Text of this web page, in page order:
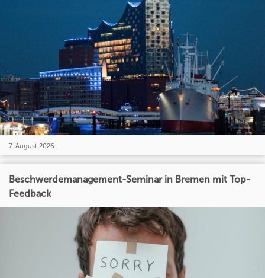
7. August 2026
Beschwerdemanagement-Seminar in Bremen mit Top-
Feedback